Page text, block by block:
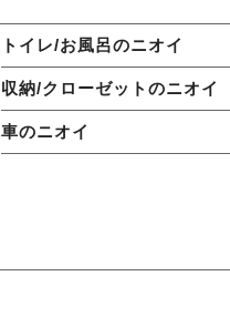
トイレ/お風呂のニオイ
収納/クローゼットのニオイ
車のニオイ